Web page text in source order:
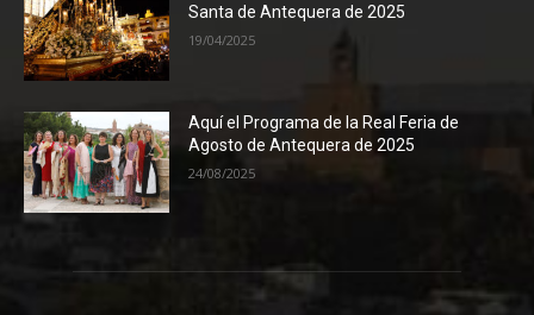
Santa de Antequera de 2025
19/04/2025
Aquí el Programa de la Real Feria de
Agosto de Antequera de 2025
24/08/2025